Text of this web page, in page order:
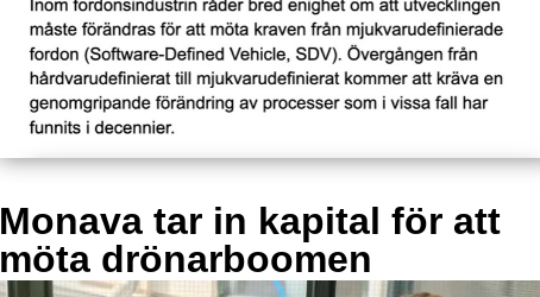
Monava tar in kapital för att
möta drönarboomen